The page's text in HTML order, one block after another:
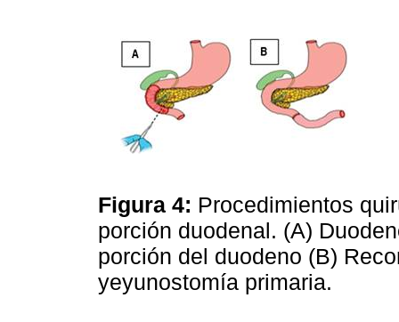
Figura 4: Procedimientos
porción duodenal. (A)
porción del duodeno (B)
yeyunostomía primaria.